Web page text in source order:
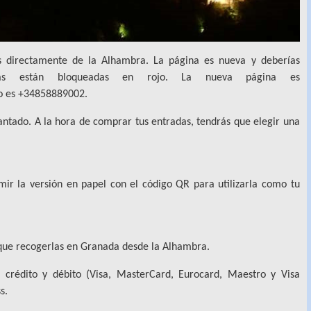
directamente de la Alhambra. La página es nueva y deberías
están bloqueadas en rojo. La nueva página es
+34858889002.
A la hora de comprar tus entradas, tendrás que elegir una
la versión en papel con el código QR para utilizarla como tu
recogerlas en Granada desde la Alhambra.
y débito (Visa, MasterCard, Eurocard, Maestro y Visa